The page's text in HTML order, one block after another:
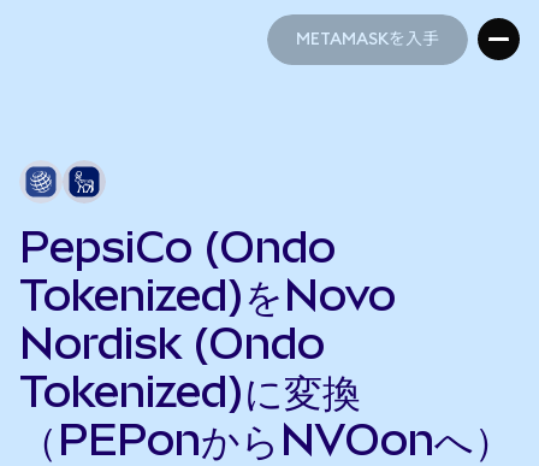
METAMASKを入手
PepsiCo (Ondo
Tokenized)をNovo
Nordisk (Ondo
Tokenized)に変換
（PEPonからNVOonへ）